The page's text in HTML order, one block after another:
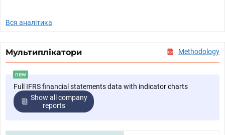
Вся аналітика
Мультиплікатори Methodology
new
Full IFRS financial statements data with indicator charts
Show all company
reports